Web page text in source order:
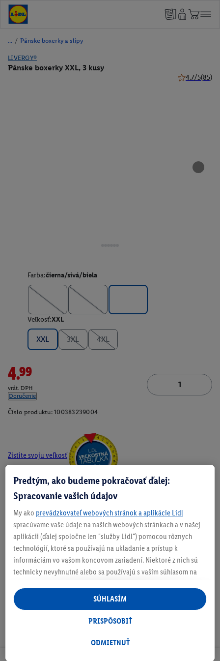
/ Pánske boxerky a slipy
LIVERGY®
Pánske boxerky XXL, 3 kusy
4.7/5(85)
Farba:čierna/sivá/biela
Veľkosť:XXL
XXL 3XL 4XL
4.99
vrát. DPH
Doručenie
Číslo produktu: 100383239004
Zistite svoju veľkosť
O produkte
Podrobnosti o bezpečnosti produktu
Predtým, ako budeme pokračovať ďalej:
Spracovanie vašich údajov
My ako prevádzkovateľ webových stránok a aplikácie Lidl
spracúvame vaše údaje na našich webových stránkach a v našej
aplikácii (ďalej spoločne len "služby Lidl") pomocou rôznych
technológií, ktoré sa používajú na ukladanie a prístup k
informáciám vo vašom koncovom zariadení. Niektoré z nich sú
technicky nevyhnutné alebo sa používajú s vaším súhlasom na
personalizovanú reklamu v rámci služieb Lidl aj mimo nich. Ak
ste účastníkom programu Lidl Plus, na tieto účely sa spracúvajú
aj údaje z vášho nákupného správania v obchode.
následne si vytvoríte účet Lidl Plus alebo sa prihlásite do svojho
ODMIETNUŤ
PRISPÔSOBIŤ
SÚHLASÍM